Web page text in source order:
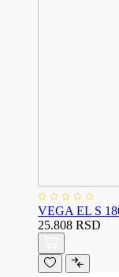
VEGA EL S
25.808 RSD